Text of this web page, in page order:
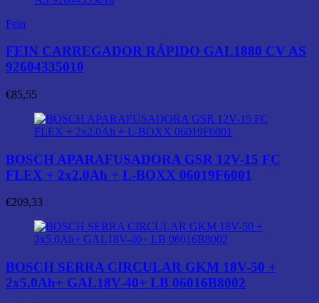
Fein
FEIN CARREGADOR RÁPIDO GAL1880 CV AS
92604335010
€85,55
BOSCH APARAFUSADORA GSR 12V-15 FC
FLEX + 2x2.0Ah + L-BOXX 06019F6001
€209,33
BOSCH SERRA CIRCULAR GKM 18V-50 +
2x5.0Ah+ GAL18V-40+ LB 06016B8002